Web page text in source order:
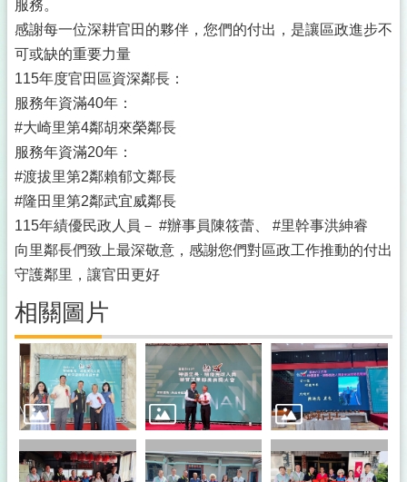
服務。
感謝每一位深耕官田的夥伴，您們的付出，是讓區政進步不
可或缺的重要力量
115年度官田區資深鄰長：
服務年資滿40年：
#大崎里第4鄰胡來榮鄰長
服務年資滿20年：
#渡拔里第2鄰賴郁文鄰長
#隆田里第2鄰武宜威鄰長
115年績優民政人員－ #辦事員陳筱蕾、 #里幹事洪紳睿
向里鄰長們致上最深敬意，感謝您們對區政工作推動的付出
守護鄰里，讓官田更好
相關圖片